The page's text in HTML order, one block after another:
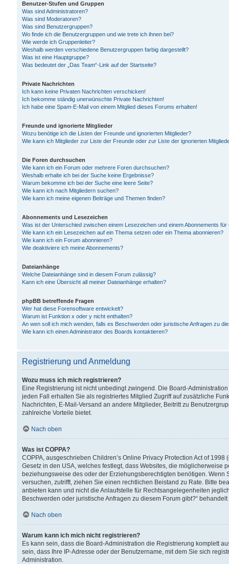
Benutzer-Stufen und Gruppen
Was sind Administratoren?
Was sind Moderatoren?
Was sind Benutzergruppen?
Wo finde ich die Benutzergruppen und wie trete ich ihnen bei?
Wie werde ich Gruppenleiter?
Weshalb werden verschiedene Benutzergruppen farbig dargestellt?
Was ist eine Hauptgruppe?
Was bedeutet der „Das Team“-Link auf der Startseite?
Private Nachrichten
Ich kann keine Privaten Nachrichten verschicken!
Ich bekomme ständig unerwünschte Private Nachrichten!
Ich habe eine Spam-E-Mail von einem Mitglied dieses Forums erhalten!
Freunde und ignorierte Mitglieder
Wozu benötige ich die Listen der Freunde und ignorierten Mitglieder?
Wie kann ich Mitglieder zur Liste der Freunde oder zur Liste der ignorierten
Die Foren durchsuchen
Wie kann ich ein Forum oder mehrere Foren durchsuchen?
Weshalb erhalte ich bei der Suche keine Ergebnisse?
Warum bekomme ich bei der Suche eine leere Seite?
Wie kann ich nach Mitgliedern suchen?
Wie kann ich meine eigenen Beiträge und Themen finden?
Abonnements und Lesezeichen
Was ist der Unterschied zwischen einem Lesezeichen und einem Abonnements
Wie kann ich ein Lesezeichen auf ein Thema setzen oder ein Thema abonnieren?
Wie kann ich ein Forum abonnieren?
Wie deaktiviere ich meine Abonnements?
Dateianhänge
Welche Dateianhänge sind in diesem Forum zulässig?
Kann ich eine Übersicht all meiner Dateianhänge erhalten?
phpBB betreffende Fragen
Wer hat diese Forensoftware entwickelt?
Warum ist Funktion x oder y nicht enthalten?
An wen soll ich mich wenden, falls es Beschwerden oder juristische Anfragen zu
Wie kann ich einen Administrator des Boards kontaktieren?
Registrierung und Anmeldung
Wozu muss ich mich registrieren?
Eine Registrierung ist nicht unbedingt zwingend. Die Board-
jeden Fall erhalten Sie als registriertes Mitglied Zugriff auf zusätzliche
Nachrichten, E-Mail-Versand an andere Mitglieder, Beitritt zu
zahlreiche Vorteile bietet.
Nach oben
Was ist COPPA?
COPPA, ausgeschrieben Children’s Online Privacy Protection Act of
Gesetz in den USA, welches festlegt, dass Websites, die
beziehungsweise des oder der Erziehungsberechtigten benötigen.
versuchen, zutrifft, ziehen Sie einen rechtlichen Beistand zu Rate. Bitte
anbieten kann und nicht die Anlaufstelle für Rechtsangelegenheiten
Beschwerden oder juristische Anfragen zu diesem Forum gibt?“
Nach oben
Warum kann ich mich nicht registrieren?
Es kann sein, dass die Board-Administration die Registrierung komplett
sein, dass Ihre IP-Adresse oder der Benutzername, mit dem Sie sich
Administration.